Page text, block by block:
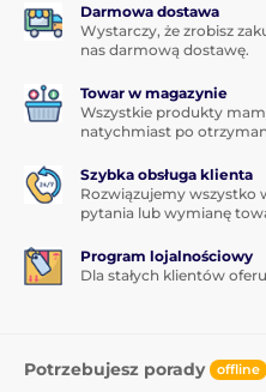
Darmowa dostawa
Wystarczy, że zrobisz
nas darmową dostawę.
Towar w magazynie
Wszystkie produkty
natychmiast po
Szybka obsługa klienta
Rozwiązujemy wszystko
pytania lub wymianę
Program lojalnościowy
Dla stałych klientów
Potrzebujesz porady offline